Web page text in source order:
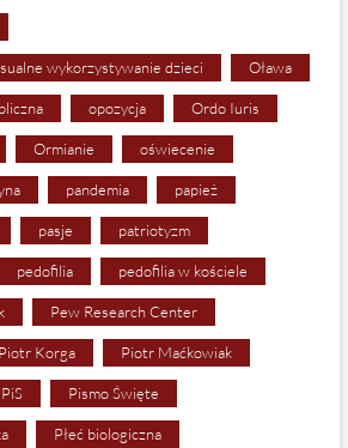
wykorzystywanie dzieci Oława
opozycja Ordo Iuris
Ormianie oświecenie
pandemia papież
pasje patriotyzm
pedofilia pedofilia w kościele
Pew Research Center
Piotr Korga Piotr Maćkowiak
PiS Pismo Święte
Płeć biologiczna